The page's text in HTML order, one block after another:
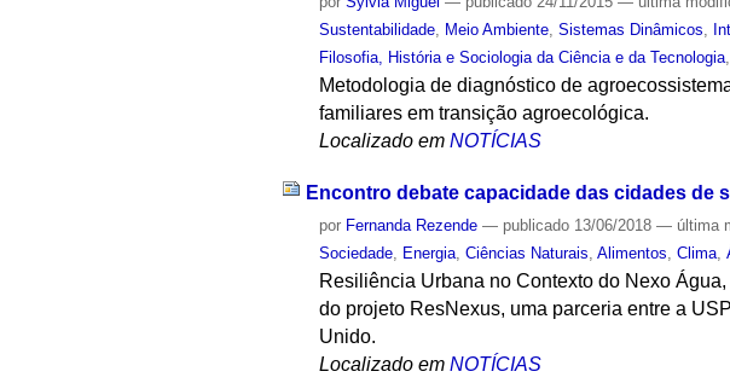
Sustentabilidade, Meio Ambiente,Sistemas Dinâmicos,
Filosofia, História e Sociologia da Ciência e da Tecnologia
Metodologia de diagnóstico de
familiares em transição agroecológica.
Localizado em NOTÍCIAS
Encontro debate capacidade das cidades de
por Fernanda Rezende — publicado 13/06/2018— última
Sociedade
Energia ,Ciências Naturais ,Alimentos ,Clima ,
Resiliência Urbana no Contexto do Nexo
do projeto ResNexus, uma parceria entre a
Unido.
Localizado em NOTÍCIAS